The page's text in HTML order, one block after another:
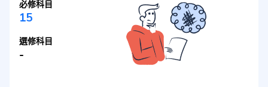
必修科目
15
選修科目
-